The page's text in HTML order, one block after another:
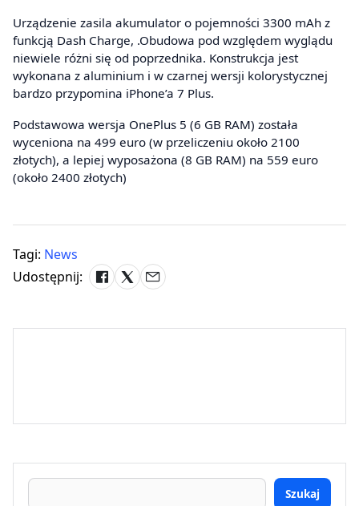
Urządzenie zasila akumulator o pojemności 3300 mAh z
funkcją Dash Charge, .Obudowa pod względem wyglądu
niewiele różni się od poprzednika. Konstrukcja jest
wykonana z aluminium i w czarnej wersji kolorystycznej
bardzo przypomina iPhone’a 7 Plus.
Podstawowa wersja OnePlus 5 (6 GB RAM) została
wyceniona na 499 euro (w przeliczeniu około 2100
złotych), a lepiej wyposażona (8 GB RAM) na 559 euro
(około 2400 złotych)
Tagi: News
Udostępnij:
Szukaj